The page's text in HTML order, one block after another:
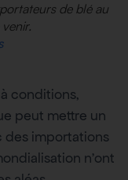
de blé au
conditions,
peut mettre un
des importations
n’ont